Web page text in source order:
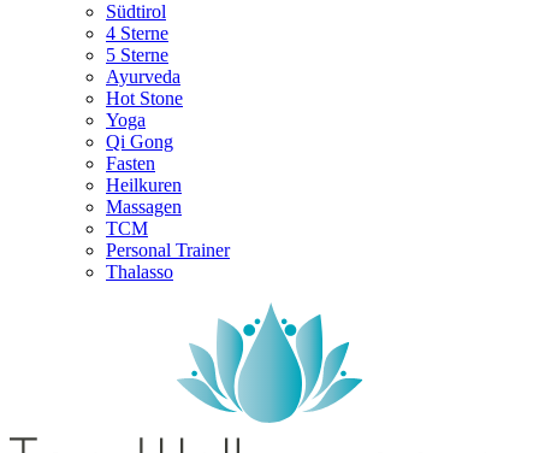
Südtirol
4 Sterne
5 Sterne
Ayurveda
Hot Stone
Yoga
Qi Gong
Fasten
Heilkuren
Massagen
TCM
Personal Trainer
Thalasso